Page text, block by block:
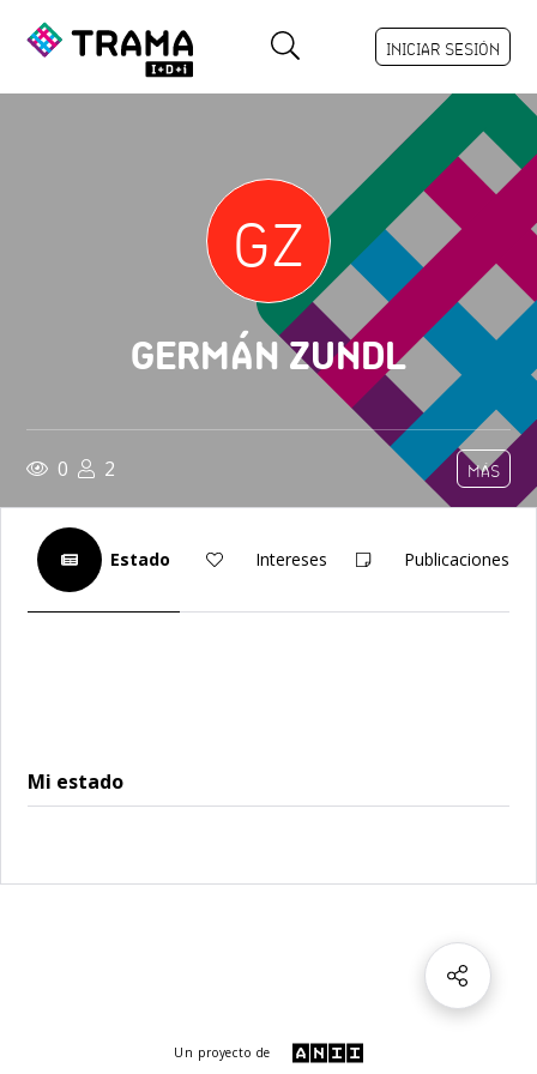
INICIAR SESIÓN
GZ
GERMÁN ZUNDL
0 2 MÁS
Estado Intereses Publicaciones
Mi estado
Un proyecto de